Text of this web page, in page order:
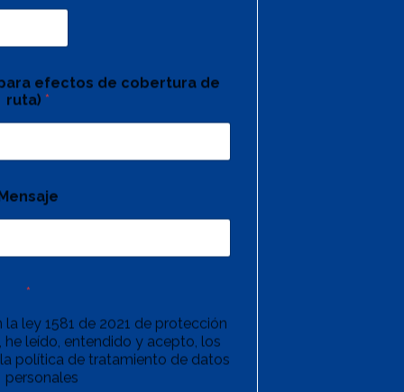
efectos de cobertura de
ruta) *
*
ley 1581 de 2021 de protección
he leído, entendido y acepto, los
política de tratamiento de datos
personales